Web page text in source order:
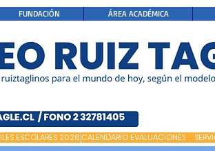
FUNDACIÓN ÁREA ACADÉMICA
ESCOLARES 2026 CALENDARIO EVALUACIONES